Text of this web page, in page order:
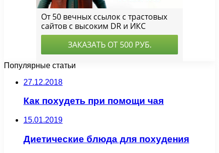
Популярные статьи
27.12.2018
Как похудеть при помощи чая
15.01.2019
Диетические блюда для похудения